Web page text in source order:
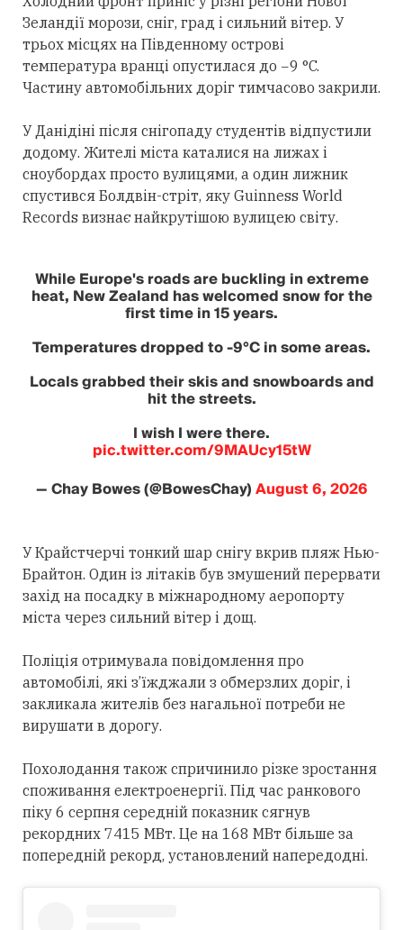
Зеландії морози, сніг, град і сильний вітер. У
трьох місцях на Південному острові
температура вранці опустилася до −9 °C.
Частину автомобільних доріг тимчасово закрили.
У Данідіні після снігопаду студентів відпустили
додому. Жителі міста каталися на лижах і
сноубордах просто вулицями, а один лижник
спустився Болдвін-стріт, яку Guinness World
Records визнає найкрутішою вулицею світу.
While Europe's roads are buckling in extreme
heat, New Zealand has welcomed snow for the
first time in 15 years.
Temperatures dropped to -9°C in some areas.
Locals grabbed their skis and snowboards and
hit the streets.
I wish I were there.
pic.twitter.com/9MAUcy15tW
— Chay Bowes (@BowesChay)August 6, 2026
У Крайстчерчі тонкий шар снігу вкрив пляж Нью-
Брайтон. Один із літаків був змушений перервати
захід на посадку в міжнародному аеропорту
міста через сильний вітер і дощ.
Поліція отримувала повідомлення про
автомобілі, які з’їжджали з обмерзлих доріг, і
закликала жителів без нагальної потреби не
вирушати в дорогу.
Похолодання також спричинило різке зростання
споживання електроенергії. Під час ранкового
піку 6 серпня середній показник сягнув
рекордних 7415 МВт. Це на 168 МВт більше за
попередній рекорд, установлений напередодні.